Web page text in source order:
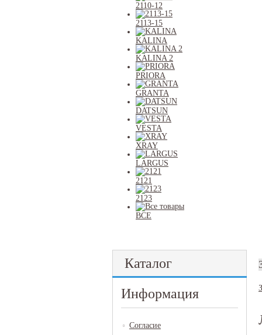
2110-12
2113-15
KALINA
KALINA 2
PRIORA
GRANTA
DATSUN
VESTA
XRAY
LARGUS
2121
2123
ВСЕ
Каталог
Информация
Согласие